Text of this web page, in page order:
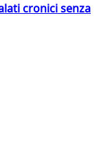
cronici senza